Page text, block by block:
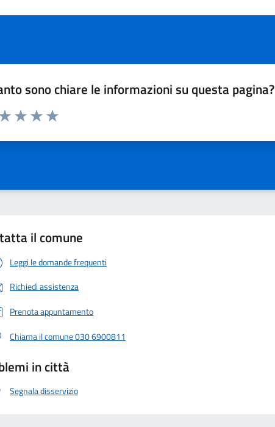
sono chiare le informazioni su questa pagina?
1 a 5 stelle la pagina
il comune
Leggi le domande frequenti
Richiedi assistenza
Prenota appuntamento
Chiama il comune 030 6900811
in città
Segnala disservizio